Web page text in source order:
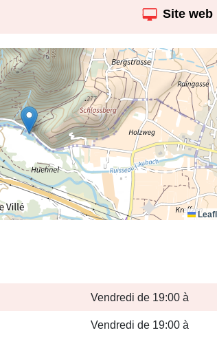
Site web
Vendredi de 19:00 à
Vendredi de 19:00 à